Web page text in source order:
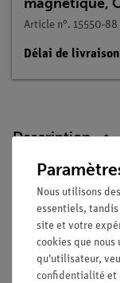
magnétique,
Article n°. 15550-88
Délai de
Description
Avantages
temps de
lampe
Nous utilisons
essentiels,
site et votre
cookies que
qu'utilisateur,
confidentialité et